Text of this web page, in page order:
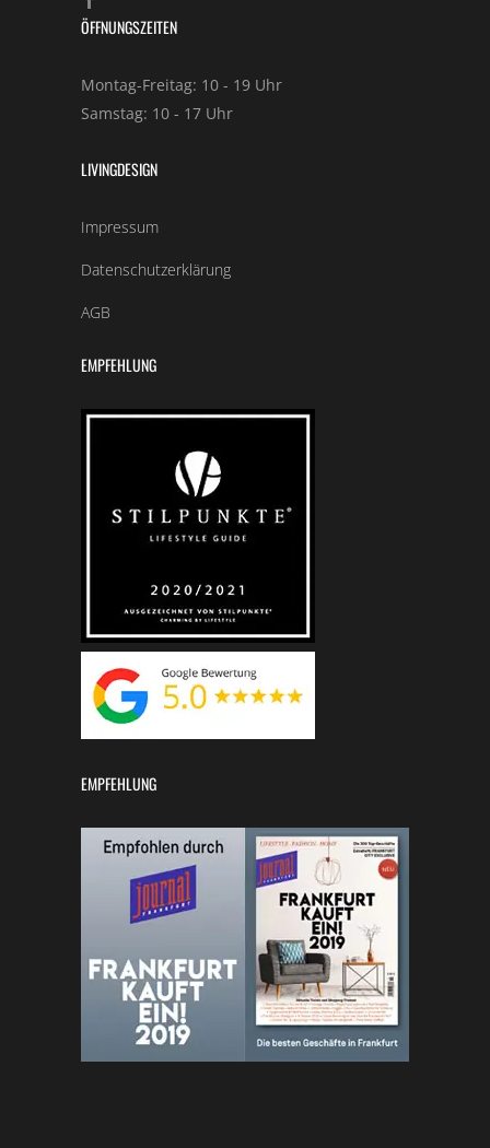
ÖFFNUNGSZEITEN
Montag-Freitag: 10 - 19 Uhr
Samstag: 10 - 17 Uhr
LIVINGDESIGN
Impressum
Datenschutzerklärung
AGB
EMPFEHLUNG
EMPFEHLUNG